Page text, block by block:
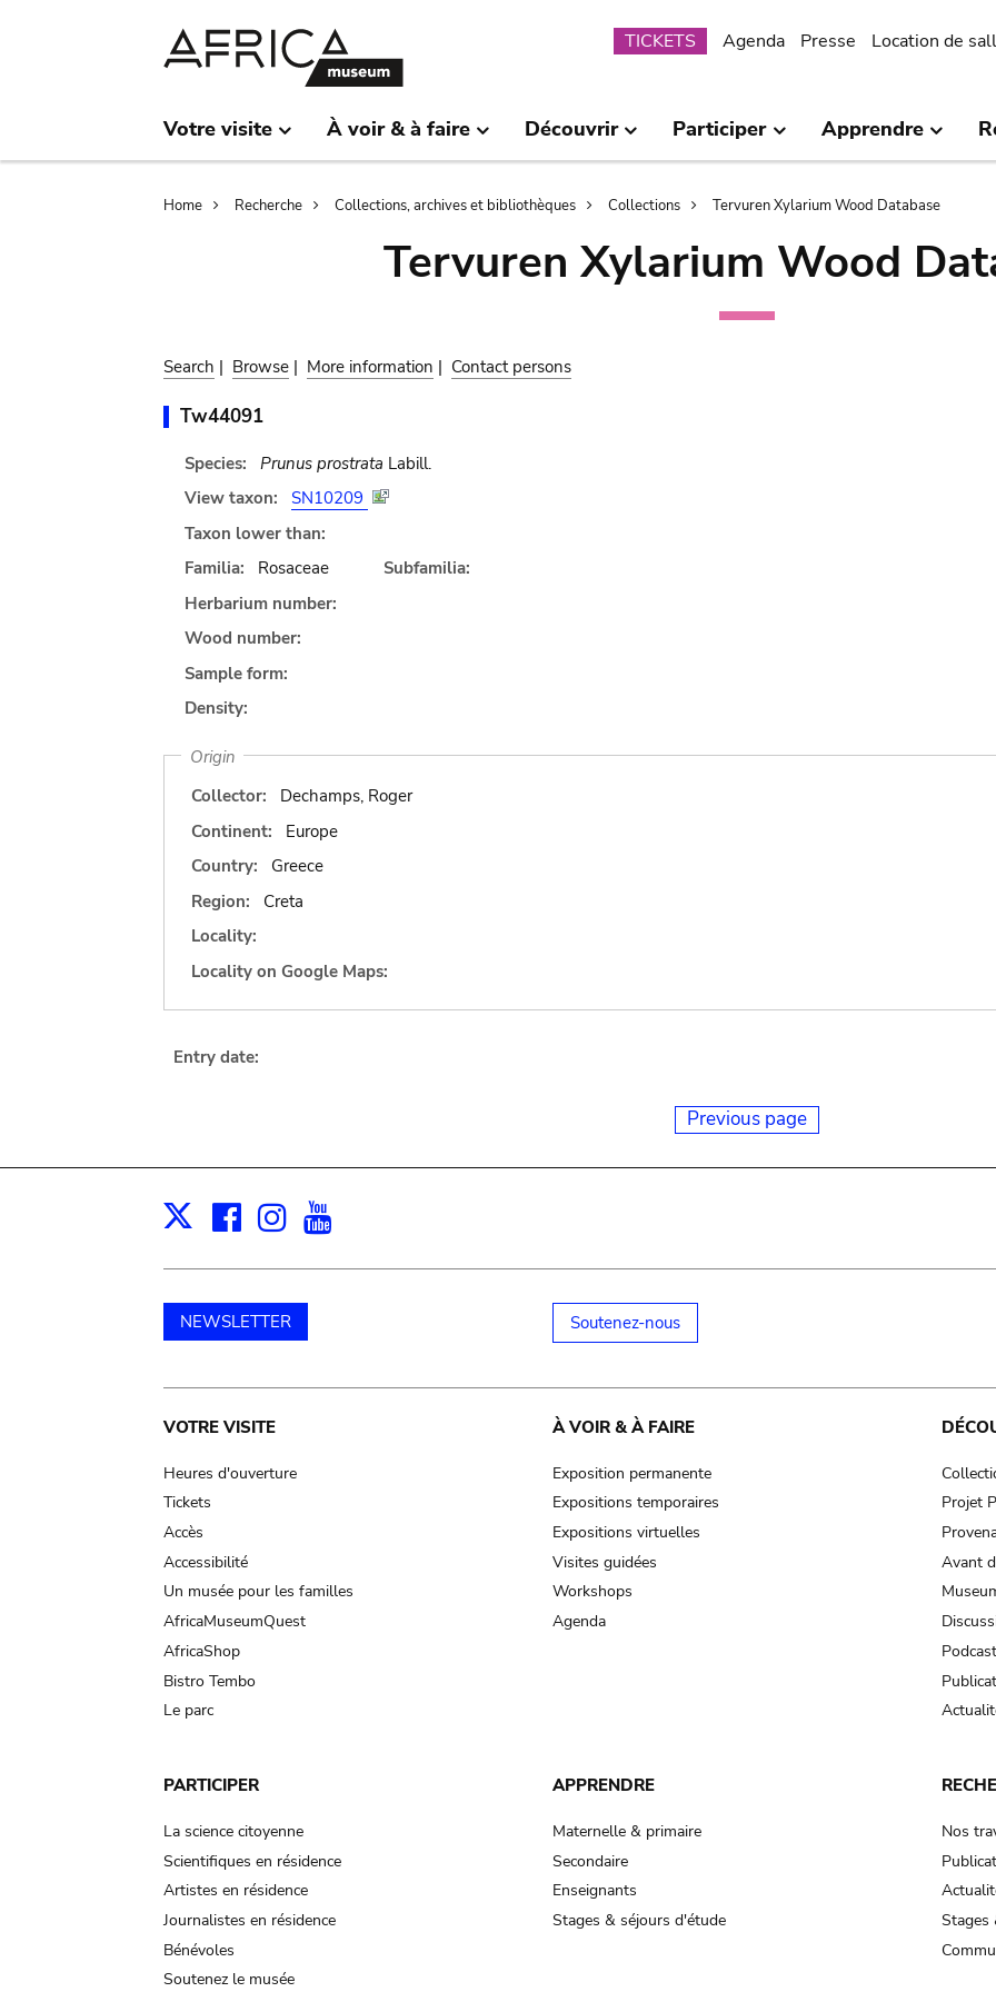
Submenu
TICKETS Agenda Presse Location de
Votre visite À voir & à faire Découvrir Participer Apprendre
Breadcrumb
Home Recherche Collections, archives et bibliothèques Collections Tervuren Xylarium Wood Database
Tervuren Xylarium Wood
Search | Browse | More information | Contact persons
Tw44091
Species: Prunus prostrata Labill.
View taxon:
SN10209
Taxon lower than:
Familia:
Rosaceae
Subfamilia:
Herbarium number:
Wood number:
Sample form:
Density:
Origin
Collector:
Dechamps, Roger
Continent:
Europe
Country:
Greece
Region:
Creta
Locality:
Locality on Google Maps:
Entry date:
Previous page
X Facebook
Instagram
NEWSLETTER Soutenez-nous
Main
navigation
VOTRE VISITE
Heures d'ouverture
Tickets
Accès
Accessibilité
Un musée pour les familles
AfricaMuseumQuest
AfricaShop
Bistro Tembo
Le parc
À VOIR & À FAIRE
Exposition permanente
Expositions temporaires
Expositions virtuelles
Visites guidées
Workshops
Agenda
Projet
Avant
PARTICIPER
La science citoyenne
Scientifiques en résidence
Artistes en résidence
Journalistes en résidence
Bénévoles
Soutenez le musée
APPRENDRE
Maternelle & primaire
Secondaire
Enseignants
Stages & séjours d'étude
Nos
Stages